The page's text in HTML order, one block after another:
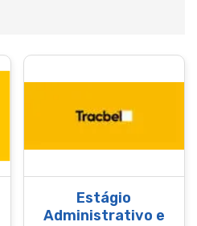
Estágio
Administrativo e